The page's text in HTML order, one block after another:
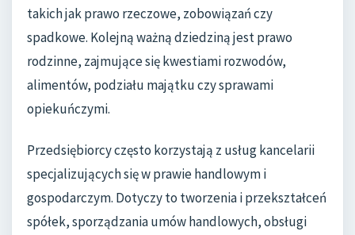
takich jak prawo rzeczowe, zobowiązań czy
spadkowe. Kolejną ważną dziedziną jest prawo
rodzinne, zajmujące się kwestiami rozwodów,
alimentów, podziału majątku czy sprawami
opiekuńczymi.
Przedsiębiorcy często korzystają z usług kancelarii
specjalizujących się w prawie handlowym i
gospodarczym. Dotyczy to tworzenia i przekształceń
spółek, sporządzania umów handlowych, obsługi